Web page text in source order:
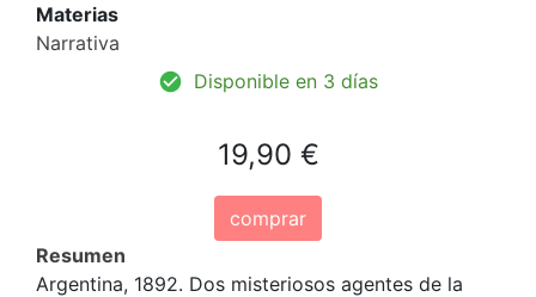
Materias
Narrativa
Disponible en 3 días
19,90 €
comprar
Resumen
Argentina, 1892. Dos misteriosos agentes de la